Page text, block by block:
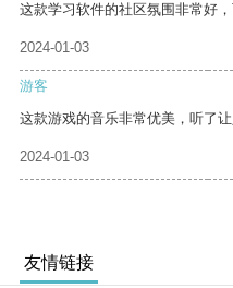
这款学习软件的社区氛围非常好
2024-01-03
游客
这款游戏的音乐非常优美，听了让
2024-01-03
友情链接